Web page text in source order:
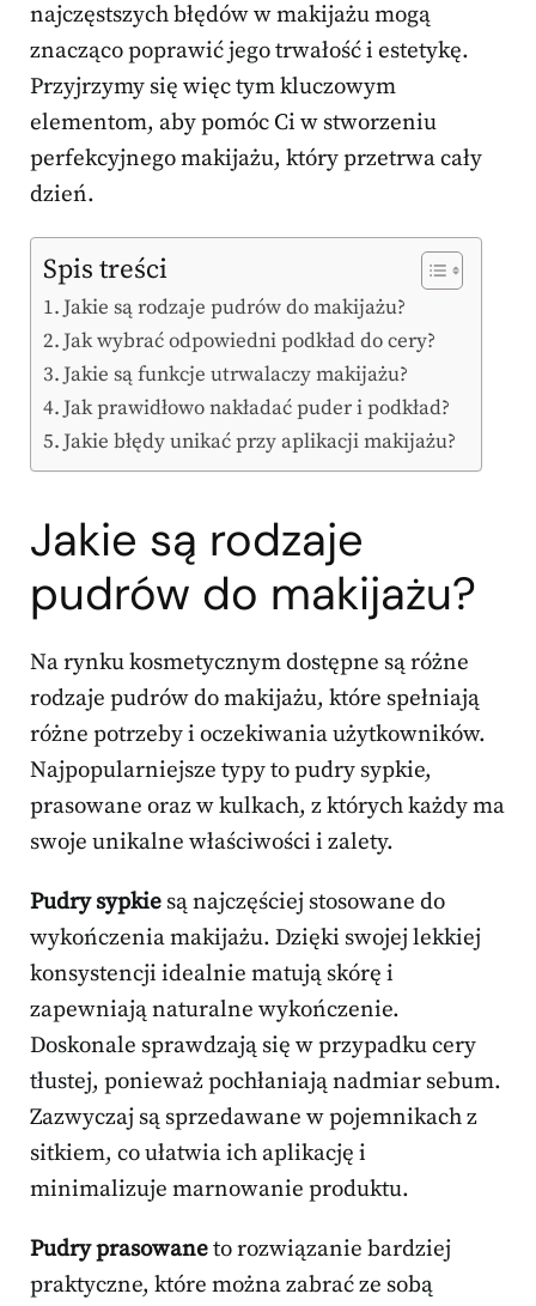
najczęstszych błędów w makijażu mogą
znacząco poprawić jego trwałość i estetykę.
Przyjrzymy się więc tym kluczowym
elementom, aby pomóc Ci w stworzeniu
perfekcyjnego makijażu, który przetrwa cały
dzień.
Spis treści
Jakie są rodzaje pudrów do makijażu?
Jak wybrać odpowiedni podkład do cery?
Jakie są funkcje utrwalaczy makijażu?
Jak prawidłowo nakładać puder i podkład?
Jakie błędy unikać przy aplikacji makijażu?
Jakie są rodzaje
pudrów do makijażu?
Na rynku kosmetycznym dostępne są różne
rodzaje pudrów do makijażu, które spełniają
różne potrzeby i oczekiwania użytkowników.
Najpopularniejsze typy to pudry sypkie,
prasowane oraz w kulkach, z których każdy ma
swoje unikalne właściwości i zalety.
Pudry sypkie są najczęściej stosowane do
wykończenia makijażu. Dzięki swojej lekkiej
konsystencji idealnie matują skórę i
zapewniają naturalne wykończenie.
Doskonale sprawdzają się w przypadku cery
tłustej, ponieważ pochłaniają nadmiar sebum.
Zazwyczaj są sprzedawane w pojemnikach z
sitkiem, co ułatwia ich aplikację i
minimalizuje marnowanie produktu.
Pudry prasowaneto rozwiązanie bardziej
praktyczne, które można zabrać ze sobą